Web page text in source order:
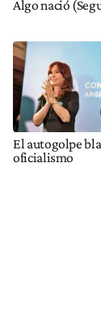
Algo nació
El autogolpe
oficialismo